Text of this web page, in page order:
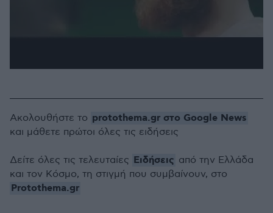
Ακολουθήστε το protothema.gr στο Google News
και μάθετε πρώτοι όλες τις ειδήσεις
Δείτε όλες τις τελευταίες Ειδήσεις από την Ελλάδα
και τον Κόσμο, τη στιγμή που συμβαίνουν, στο
Protothema.gr